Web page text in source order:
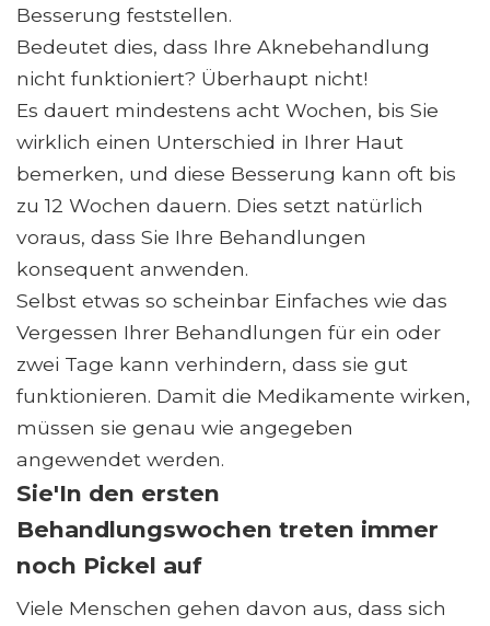
Besserung feststellen.
Bedeutet dies, dass Ihre Aknebehandlung
nicht funktioniert? Überhaupt nicht!
Es dauert mindestens acht Wochen, bis Sie
wirklich einen Unterschied in Ihrer Haut
bemerken, und diese Besserung kann oft bis
zu 12 Wochen dauern. Dies setzt natürlich
voraus, dass Sie Ihre Behandlungen
konsequent anwenden.
Selbst etwas so scheinbar Einfaches wie das
Vergessen Ihrer Behandlungen für ein oder
zwei Tage kann verhindern, dass sie gut
funktionieren. Damit die Medikamente wirken,
müssen sie genau wie angegeben
angewendet werden.
Sie'In den ersten
Behandlungswochen treten immer
noch Pickel auf
Viele Menschen gehen davon aus, dass sich